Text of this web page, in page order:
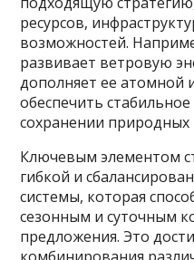
ресурсов,
возможностей.
развивает ветровую
дополняет ее атомной
обеспечить
сохранении природных
Ключевым элементом
гибкой и
системы, которая
сезонным и суточным
предложения. Это